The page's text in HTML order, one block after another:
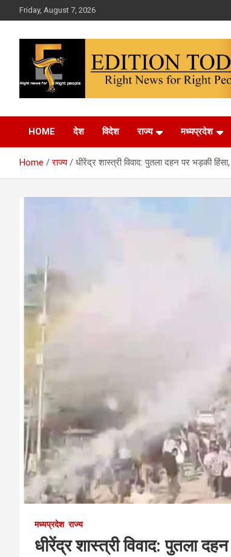
to
Friday, August 7, 2026
Edition Today
HOME देश विदेश राज्य मध्यप्रदेश
Home राज्य धीरेंद्र शास्त्री विवाद: पुतला दहन पर भड़की
मध्यप्रदेश राज्य
धीरेंद्र शास्त्री विवाद: पुतला